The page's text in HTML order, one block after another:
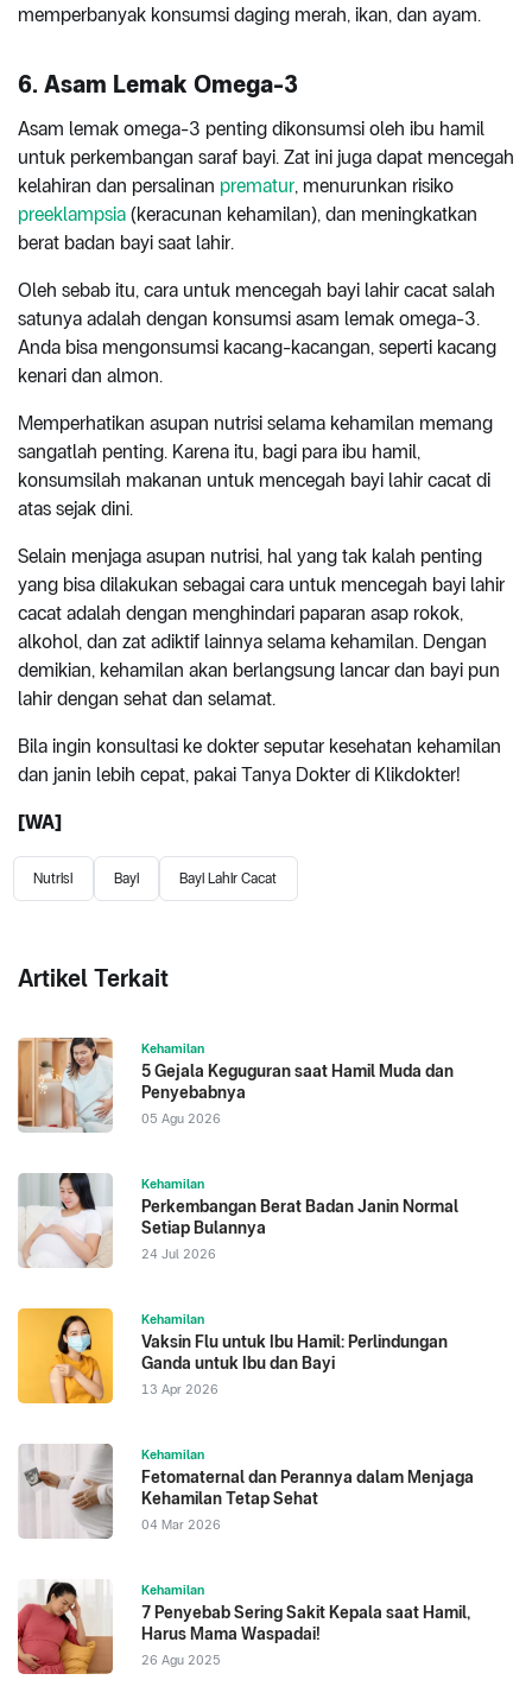
memperbanyak konsumsi daging merah, ikan, dan ayam.
6. Asam Lemak Omega-3
Asam lemak omega-3 penting dikonsumsi oleh ibu hamil
untuk perkembangan saraf bayi. Zat ini juga dapat mencegah
kelahiran dan persalinan prematur, menurunkan risiko
preeklampsia (keracunan kehamilan), dan meningkatkan
berat badan bayi saat lahir.
Oleh sebab itu, cara untuk mencegah bayi lahir cacat salah
satunya adalah dengan konsumsi asam lemak omega-3.
Anda bisa mengonsumsi kacang-kacangan, seperti kacang
kenari dan almon.
Memperhatikan asupan nutrisi selama kehamilan memang
sangatlah penting. Karena itu, bagi para ibu hamil,
konsumsilah makanan untuk mencegah bayi lahir cacat di
atas sejak dini.
Selain menjaga asupan nutrisi, hal yang tak kalah penting
yang bisa dilakukan sebagai cara untuk mencegah bayi lahir
cacat adalah dengan menghindari paparan asap rokok,
alkohol, dan zat adiktif lainnya selama kehamilan. Dengan
demikian, kehamilan akan berlangsung lancar dan bayi pun
lahir dengan sehat dan selamat.
Bila ingin konsultasi ke dokter seputar kesehatan kehamilan
dan janin lebih cepat, pakai Tanya Dokter di Klikdokter!
[WA]
Nutrisi Bayi Bayi Lahir Cacat
Artikel Terkait
Kehamilan
5 Gejala Keguguran saat Hamil Muda dan
Penyebabnya
05 Agu 2026
Kehamilan
Perkembangan Berat Badan Janin Normal
Setiap Bulannya
24 Jul 2026
Kehamilan
Vaksin Flu untuk Ibu Hamil: Perlindungan
Ganda untuk Ibu dan Bayi
13 Apr 2026
Kehamilan
Fetomaternal dan Perannya dalam Menjaga
Kehamilan Tetap Sehat
04 Mar 2026
Kehamilan
7 Penyebab Sering Sakit Kepala saat Hamil,
Harus Mama Waspadai!
26 Agu 2025